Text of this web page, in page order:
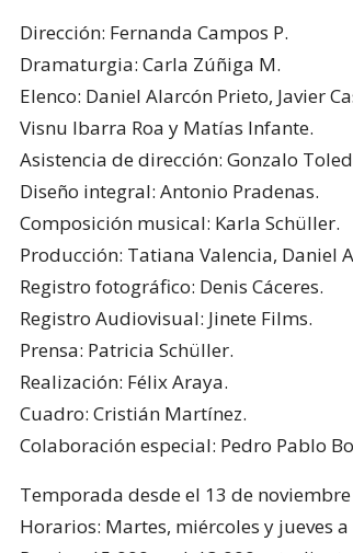
Dirección: Fernanda Campos P.
Dramaturgia: Carla Zúñiga M.
Elenco: Daniel Alarcón Prieto, Javier
Visnu Ibarra Roa y Matías Infante.
Asistencia de dirección: Gonzalo
Diseño integral: Antonio Pradenas.
Composición musical: Karla Schüller.
Producción: Tatiana Valencia, Daniel
Registro fotográfico: Denis Cáceres.
Registro Audiovisual: Jinete Films.
Prensa: Patricia Schüller.
Realización: Félix Araya.
Cuadro: Cristián Martínez.
Colaboración especial: Pedro Pablo
Temporada desde el 13 de
Horarios: Martes, miércoles y jueves